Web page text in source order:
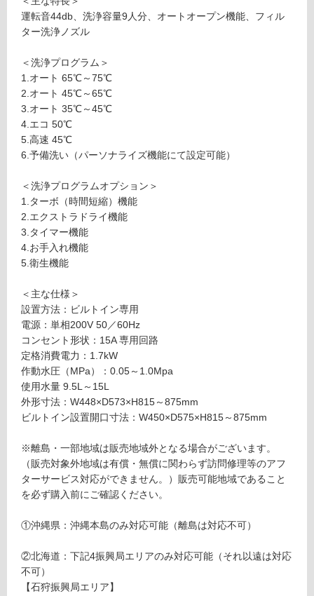
運賃表
ロ
リ
ン
グ
土足・遮
音・床暖
対
応
し
て
対
応
し
て
い
る
が
限
あ
り
の
注
が
要
運転音44db、洗浄容量9人分、オートオープン機能、フィル
ター洗浄ノズル
＜洗浄プログラム＞
1.オート 65℃～75℃
2.オート 45℃～65℃
3.オート 35℃～45℃
4.エコ 50℃
5.高速 45℃
6.予備洗い（パーソナライズ機能にて設定可能）
＜洗浄プログラムオプション＞
1.ターボ（時間短縮）機能
2.エクストラドライ機能
3.タイマー機能
4.お手入れ機能
5.衛生機能
＜主な仕様＞
設置方法：ビルトイン専用
電源：単相200V 50／60Hz
コンセント形状：15A 専用回路
定格消費電力：1.7kW
作動水圧（MPa）：0.05～1.0Mpa
使用水量 9.5L～15L
外形寸法：W448×D573×H815～875mm
ビルトイン設置開口寸法：W450×D575×H815～875mm
※離島・一部地域は販売地域外となる場合がございます。
（販売対象外地域は有償・無償に関わらず訪問修理等のアフ
ターサービス対応ができません。）販売可能地域であること
を必ず購入前にご確認ください。
①沖縄県：沖縄本島のみ対応可能（離島は対応不可）
②北海道：下記4振興局エリアのみ対応可能（それ以遠は対応
不可）
【石狩振興局エリア】